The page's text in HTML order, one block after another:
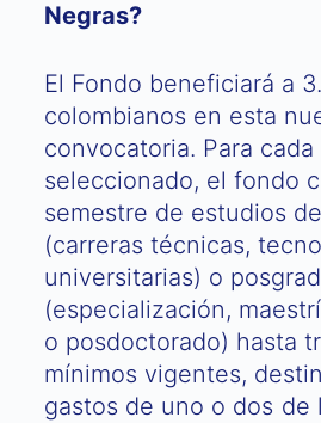
Negras?
El Fondo beneficiará a
colombianos en esta
convocatoria. Para
seleccionado, el fondo
semestre de estudios
(carreras técnicas,
universitarias) o
(especialización,
o posdoctorado) hasta
mínimos vigentes,
gastos de uno o dos de